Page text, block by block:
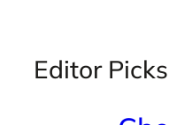
Editor Picks